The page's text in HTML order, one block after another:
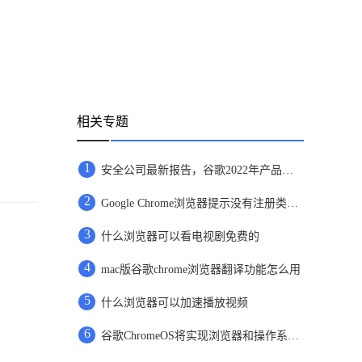
相关专题
1 安全公司最新报告，谷歌2022年产品存在漏洞排名第一
2 Google Chrome浏览器提示没有注册类怎么办
3 什么浏览器可以看电视剧免费的
4 mac版谷歌chrome浏览器翻译功能怎么用
5 什么浏览器可以加速播放视频
6 谷歌ChromeOS将实现浏览器和操作系统分家